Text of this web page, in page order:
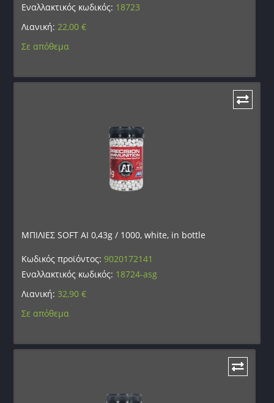
Εναλλακτικός κωδικός: 18723
Λιανική: 22,00€
Σε απόθεμα
ΜΠΙΛΙΕΣ SOFT AI 0,43g / 1000, white, in bottle
Κωδικός προϊόντος:9020172141
Εναλλακτικός κωδικός: 18724-asg
Λιανική: 32,90€
Σε απόθεμα